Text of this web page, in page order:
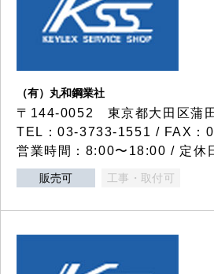
（有）丸和鋼業社
〒144-0052 東京都大田区蒲
TEL：03-3733-1551 / FAX：
営業時間：8:00〜18:00 / 定休
販売可 工事・取付可